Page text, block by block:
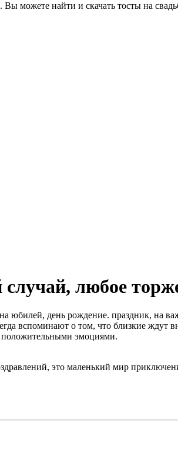
Вы можете найти и скачать тосты на
любое
юбилей, день рождение. праздник, на
вспоминают о том, что близкие ждут
эмоциями.
это маленький мир